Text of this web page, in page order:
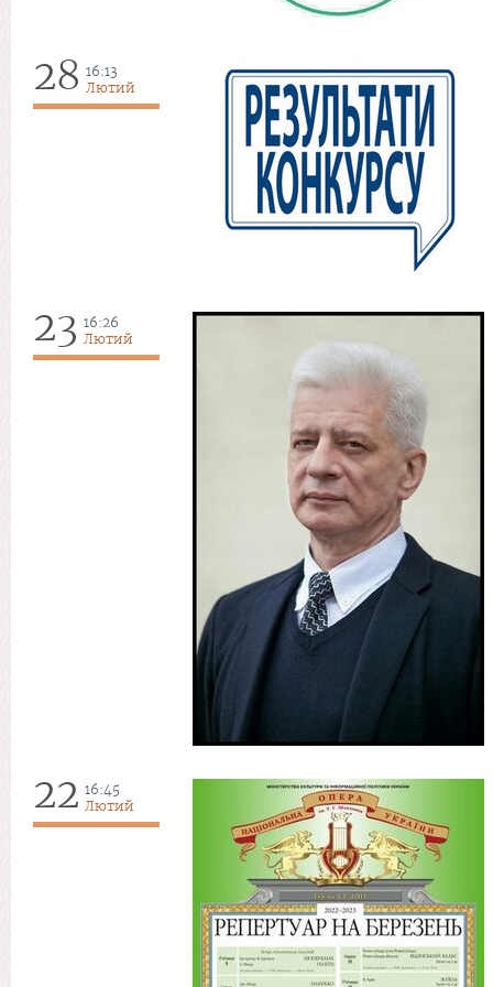
28 16:13
Лютий
23 16:26
Лютий
22 16:45
Лютий